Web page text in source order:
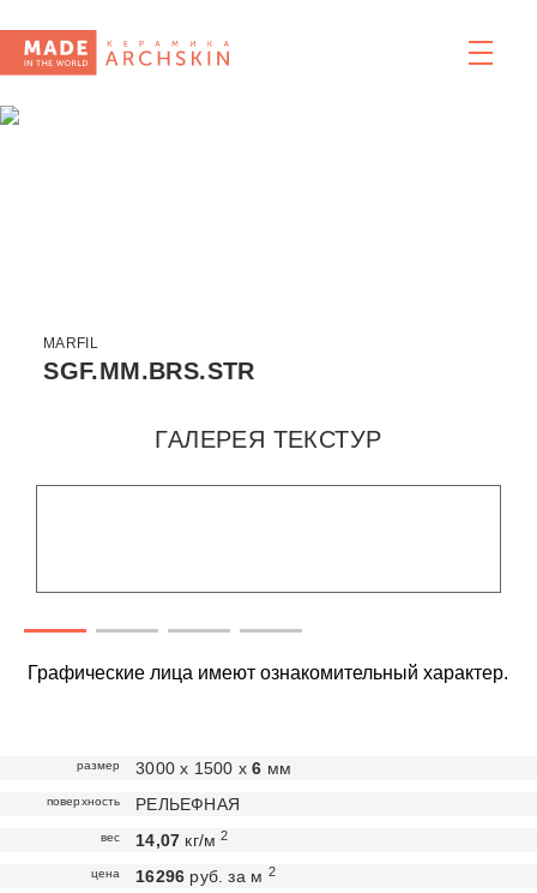
MARFIL
SGF.MM.BRS.STR
ГАЛЕРЕЯ ТЕКСТУР
Графические лица имеют ознакомительный характер.
размер 3000 х 1500 х6 мм
поверхность РЕЛЬЕФНАЯ
вес 14,07 кг/м2
цена 16296 руб. за м 2